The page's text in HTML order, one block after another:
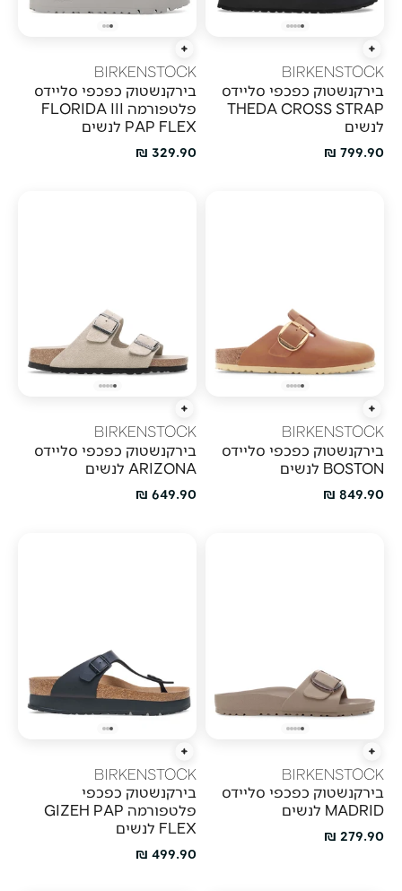
הוספה מהירה
BIRKENSTOCK
בירקנשטוק כפכפי סליידס
THEDA CROSS STRAP
לנשים
מחיר מבצע
799.90 ₪
הוספה מהירה
BIRKENSTOCK
בירקנשטוק כפכפי סליידס
פלטפורמה FLORIDA III
PAP FLEX לנשים
מחיר מבצע
329.90 ₪
הוספה מהירה
BIRKENSTOCK
בירקנשטוק כפכפי סליידס
BOSTON לנשים
מחיר מבצע
849.90 ₪
הוספה מהירה
BIRKENSTOCK
בירקנשטוק כפכפי סליידס
ARIZONA לנשים
מחיר מבצע
649.90 ₪
הוספה מהירה
BIRKENSTOCK
בירקנשטוק כפכפי סליידס
MADRID לנשים
מחיר מבצע
279.90 ₪
הוספה מהירה
BIRKENSTOCK
בירקנשטוק כפכפי
פלטפורמה GIZEH PAP
FLEX לנשים
מחיר מבצע
499.90 ₪